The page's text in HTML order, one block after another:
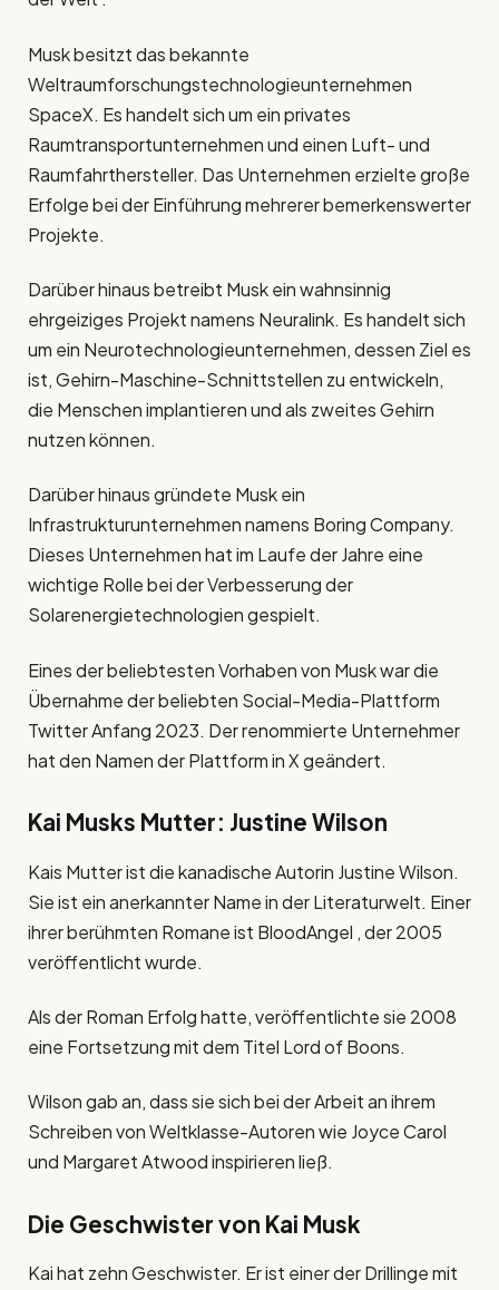
Musk besitzt das bekannte
Weltraumforschungstechnologieunternehmen
SpaceX. Es handelt sich um ein privates
Raumtransportunternehmen und einen Luft- und
Raumfahrthersteller. Das Unternehmen erzielte große
Erfolge bei der Einführung mehrerer bemerkenswerter
Projekte.
Darüber hinaus betreibt Musk ein wahnsinnig
ehrgeiziges Projekt namens Neuralink. Es handelt sich
um ein Neurotechnologieunternehmen, dessen Ziel es
ist, Gehirn-Maschine-Schnittstellen zu entwickeln,
die Menschen implantieren und als zweites Gehirn
nutzen können.
Darüber hinaus gründete Musk ein
Infrastrukturunternehmen namens Boring Company.
Dieses Unternehmen hat im Laufe der Jahre eine
wichtige Rolle bei der Verbesserung der
Solarenergietechnologien gespielt.
Eines der beliebtesten Vorhaben von Musk war die
Übernahme der beliebten Social-Media-Plattform
Twitter Anfang 2023. Der renommierte Unternehmer
hat den Namen der Plattform in X geändert.
Kai Musks Mutter: Justine Wilson
Kais Mutter ist die kanadische Autorin Justine Wilson.
Sie ist ein anerkannter Name in der Literaturwelt. Einer
ihrer berühmten Romane ist BloodAngel , der 2005
veröffentlicht wurde.
Als der Roman Erfolg hatte, veröffentlichte sie 2008
eine Fortsetzung mit dem Titel Lord of Boons.
Wilson gab an, dass sie sich bei der Arbeit an ihrem
Schreiben von Weltklasse-Autoren wie Joyce Carol
und Margaret Atwood inspirieren ließ.
Die Geschwister von Kai Musk
Kai hat zehn Geschwister. Er ist einer der Drillinge mit